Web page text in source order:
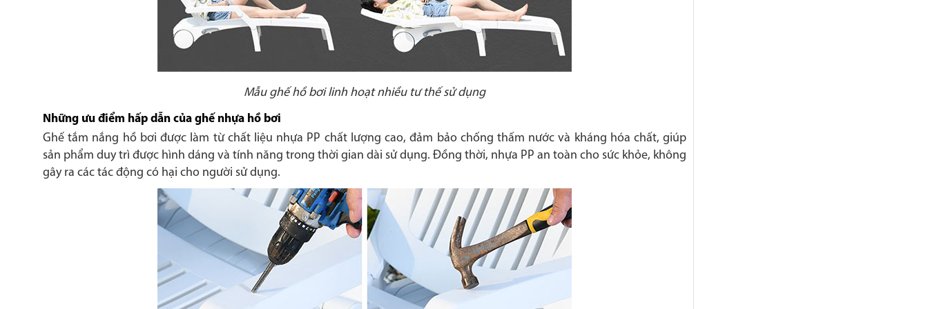
Mẫu ghế hồ bơi linh hoạt nhiều tư thế sử dụng
Những ưu điểm hấp dẫn của ghế nhựa hồ bơi
Ghế tắm nắng hồ bơi được làm từ chất liệu nhựa PP chất lượng cao, đảm bảo chống thấm nước và kháng hóa chất, giúp
sản phẩm duy trì được hình dáng và tính năng trong thời gian dài sử dụng. Đồng thời, nhựa PP an toàn cho sức khỏe, không
gây ra các tác động có hại cho người sử dụng.